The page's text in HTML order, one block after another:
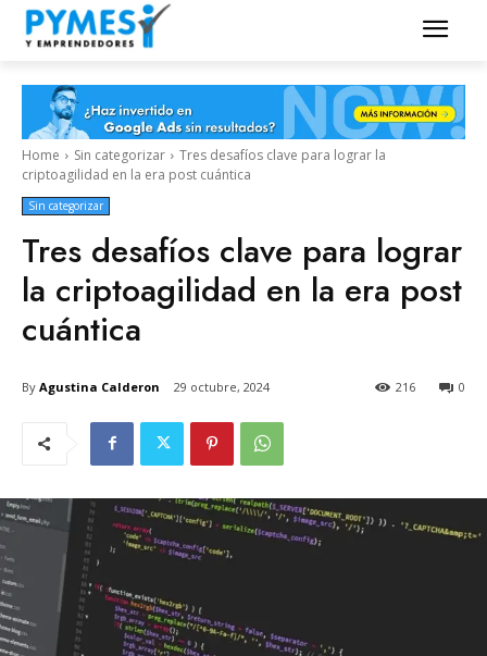
Home Sin categorizar
Tres desafíos clave para lograr la
criptoagilidad en la era post cuántica
Sin categorizar
Tres desafíos clave para lograr
la criptoagilidad en la era post
cuántica
By Agustina Calderon 29 octubre, 2024 0
216